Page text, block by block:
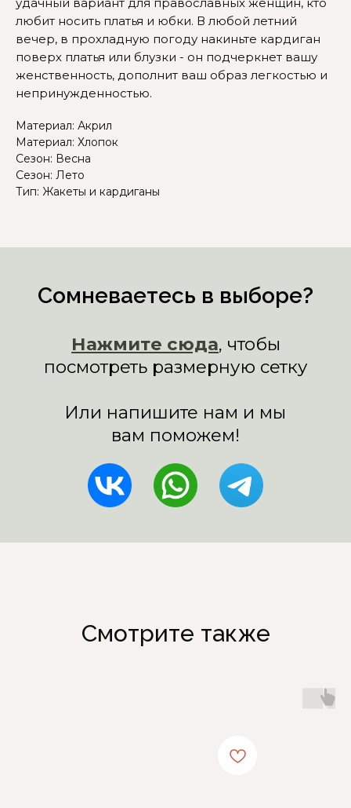
любит носить платья и юбки. В любой летний
вечер, в прохладную погоду накиньте кардиган
поверх платья или блузки - он подчеркнет вашу
женственность, дополнит ваш образ легкостью и
непринужденностью.
Материал: Акрил
Материал: Хлопок
Сезон: Весна
Сезон: Лето
Тип: Жакеты и кардиганы
Или напишите нам и мы
вам поможем!
Смотрите также